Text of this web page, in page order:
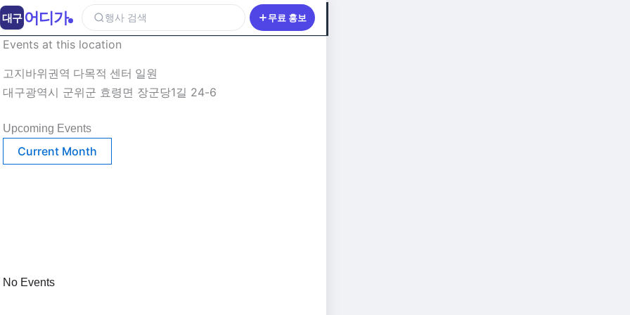
Events at this location
고지바위권역 다목적 센터 일원
대구광역시 군위군 효령면 장군당1길 24-6
Upcoming Events
Current Month
No Events
대구 어디가 행사 검색 무료 홍보